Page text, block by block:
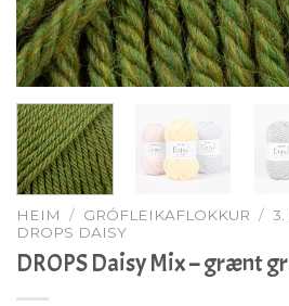
HEIM / GRÓFLEIKAFLOKKUR /
DROPS DAISY
DROPS Daisy Mix – grænt